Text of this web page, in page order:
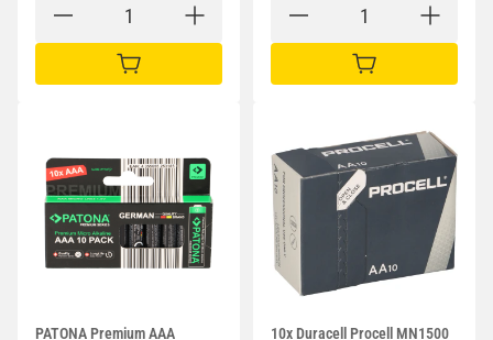
IN DEN WARENKORB IN DEN WARENKORB
PATONA Premium AAA
10x Duracell Procell MN1500